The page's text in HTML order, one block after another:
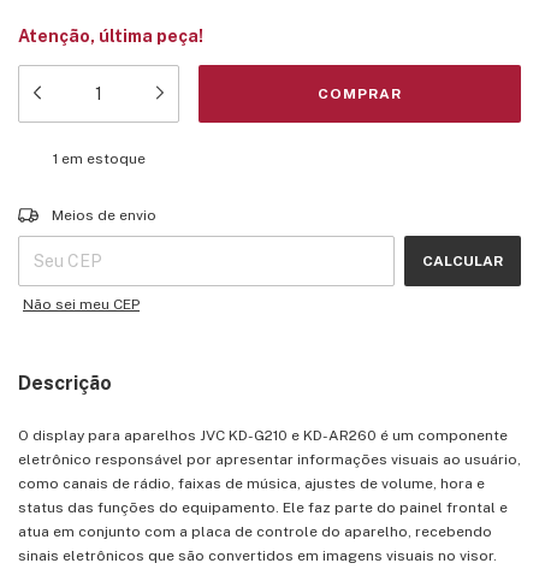
Atenção, última peça!
1 em estoque
Entregas para o CEP:
Meios de envio
CALCULAR
Não sei meu CEP
Descrição
O display para aparelhos JVC KD-G210 e KD-AR260 é um componente
eletrônico responsável por apresentar informações visuais ao usuário,
como canais de rádio, faixas de música, ajustes de volume, hora e
status das funções do equipamento. Ele faz parte do painel frontal e
atua em conjunto com a placa de controle do aparelho, recebendo
sinais eletrônicos que são convertidos em imagens visuais no visor.